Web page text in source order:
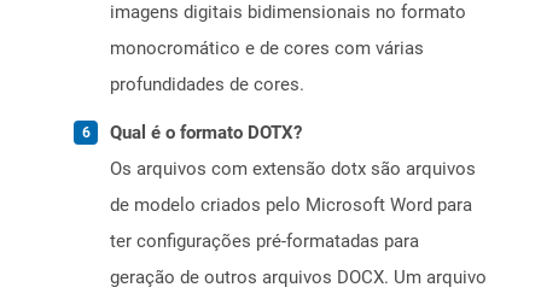
imagens digitais bidimensionais no formato
monocromático e de cores com várias
profundidades de cores.
Qual é o formato DOTX?
Os arquivos com extensão dotx são arquivos
de modelo criados pelo Microsoft Word para
ter configurações pré-formatadas para
geração de outros arquivos DOCX. Um arquivo